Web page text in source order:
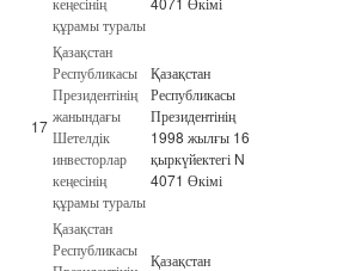
құрамы туралы
17
Қазақстан
Республикасы
Президентінің
жанындағы
Шетелдік
инвесторлар
кеңесінің
құрамы туралы
Қазақстан
Республикасы
Президентінің
1998 жылғы 16
қыркүйектегі N
4071 Өкімі
Қазақстан
Республикасы
Қазақстан